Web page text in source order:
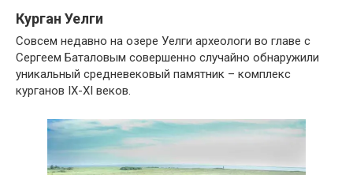
Курган Уелги
Совсем недавно на озере Уелги археологи во главе с
Сергеем Баталовым совершенно случайно обнаружили
уникальный средневековый памятник – комплекс
курганов IX-XI веков.